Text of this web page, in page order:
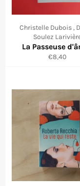
Christelle Dubois ,
Soulez
La Passeuse
Prix
€8,40